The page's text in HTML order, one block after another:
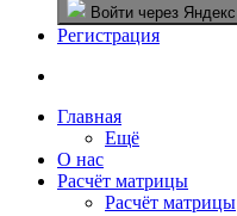
Войти через Яндекс
Регистрация
Главная
Ещё
О нас
Расчёт матрицы
Расчёт матрицы